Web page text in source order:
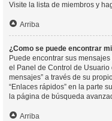
Visite la lista de miembros y
Arriba
¿Como se puede encontrar
Puede encontrar sus
el Panel de Control de Usuario
mensajes” a través de su
“Enlaces rápidos” en la parte
la página de búsqueda
Arriba